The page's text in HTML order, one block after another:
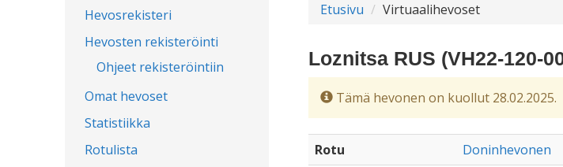
Hevosrekisteri
Hevosten rekisteröinti
Ohjeet rekisteröintiin
Omat hevoset
Statistiikka
Rotulista
Etusivu Virtuaalihevoset
Loznitsa RUS (VH22-120-
Tämä hevonen on kuollut 28.02.2025.
Rotu
Doninhevonen